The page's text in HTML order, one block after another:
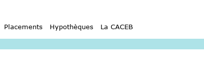
Placements Hypothèques La CACEB
assuréesarrow_right_altModification de la situation personnelle